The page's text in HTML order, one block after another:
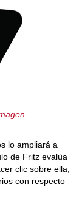
lo ampliará a
de Fritz evalúa
clic sobre ella,
con respecto